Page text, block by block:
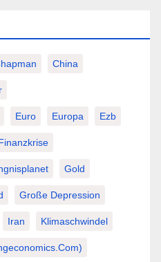
China
Euro Europa Ezb
Gold
Große Depression
Iran Klimaschwindel